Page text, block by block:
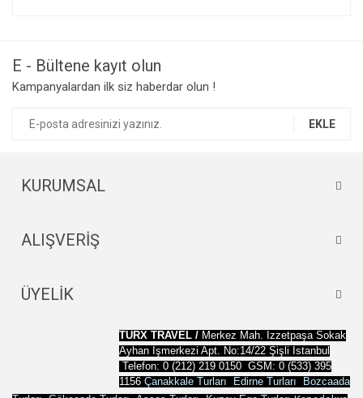
Yorum Yaz
Ürün resmi kalitesiz, bozuk veya görüntülenemiyor.
Ürün bilgilerinde hatalar bulunuyor.
E - Bültene kayıt olun
Kampanyalardan ilk siz haberdar olun !
EKLE
KURUMSAL
ALIŞVERİŞ
ÜYELİK
TURX TRAVEL / Merkez Mah. İzzetpaşa Sokak
Ayhan İşmerkezi Apt. No:14/22 Şişli İstanbul
Telefon: 0 (212) 219 0150 GSM: 0 (533) 395
1156 Çanakkale Turları Edirne Turları
Bozcaada